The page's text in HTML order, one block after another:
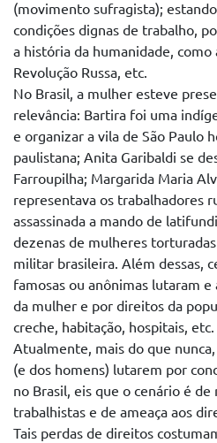
(movimento sufragista);
condições dignas de trabalho,
a história da humanidade, como
Revolução Russa, etc.
No Brasil, a mulher esteve
relevância: Bartira foi uma
e organizar a vila de São Paulo
paulistana; Anita Garibaldi se
Farroupilha; Margarida Maria
representava os trabalhadores
assassinada a mando de
dezenas de mulheres
militar brasileira. Além dessas,
famosas ou anônimas lutaram
da mulher e por direitos da
creche, habitação, hospitais, etc.
Atualmente, mais do que
(e dos homens) lutarem por
no Brasil, eis que o cenário é
trabalhistas e de ameaça aos
Tais perdas de direitos